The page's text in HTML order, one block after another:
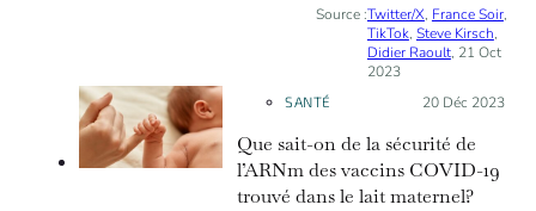
des quantités
“considérables”
d’ADN; les
agences
réglementaires
n'étaient pas
au courant de
Source :Twitter/X, France Soir,
TikTok, Steve Kirsch,
Didier Raoult, 21 Oct
2023
SANTÉ Posté le :
20 Déc 2023
Que sait-on de la sécurité de
l’ARNm des vaccins COVID-19
trouvé dans le lait maternel?